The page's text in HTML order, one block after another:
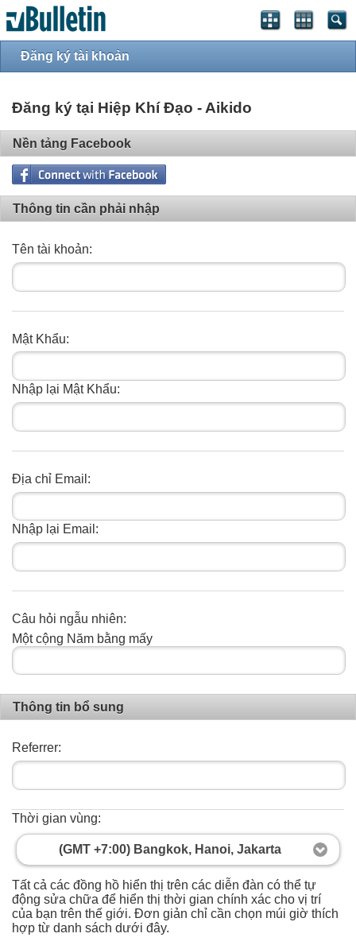
Đăng ký tài khoản
Đăng ký tại Hiệp Khí Đạo - Aikido
Nền tảng Facebook
Thông tin cần phải nhập
Tên tài khoản:
Mật Khẩu:
Nhập lại Mật Khẩu:
Địa chỉ Email:
Nhập lại Email:
Câu hỏi ngẫu nhiên:
Một cộng Năm bằng mấy
Thông tin bổ sung
Referrer:
Thời gian vùng:
(GMT +7:00) Bangkok, Hanoi, Jakarta
Tất cả các đồng hồ hiển thị trên các diễn đàn có thể tự
động sửa chữa để hiển thị thời gian chính xác cho vị trí
của bạn trên thế giới. Đơn giản chỉ cần chọn múi giờ thích
hợp từ danh sách dưới đây.